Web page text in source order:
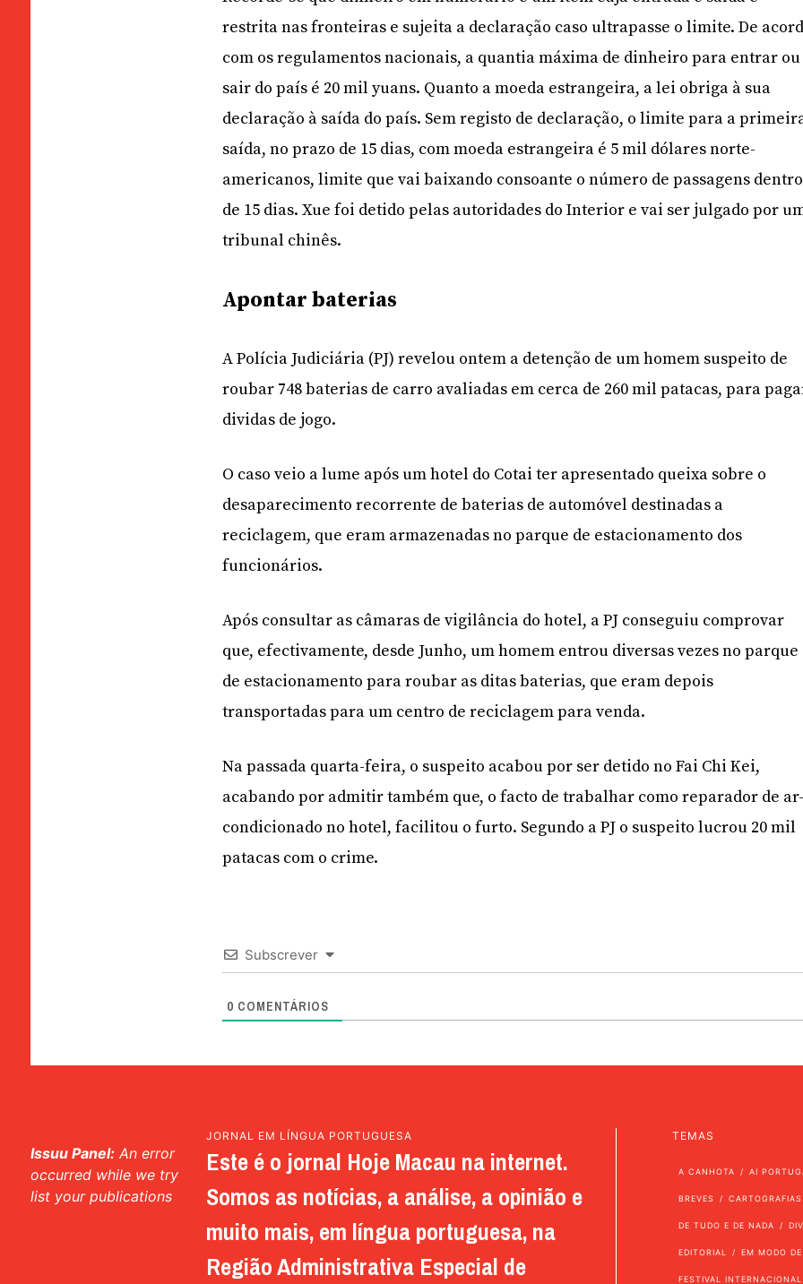
restrita nas fronteiras e sujeita a declaração caso ultrapasse o limite. De
com os regulamentos nacionais, a quantia máxima de dinheiro para entrar ou
sair do país é 20 mil yuans. Quanto a moeda estrangeira, a lei obriga à sua
declaração à saída do país. Sem registo de declaração, o limite para a
saída, no prazo de 15 dias, com moeda estrangeira é 5 mil dólares norte-
americanos, limite que vai baixando consoante o número de passagens dentro
de 15 dias. Xue foi detido pelas autoridades do Interior e vai ser julgado por
tribunal chinês.
Apontar baterias
A Polícia Judiciária (PJ) revelou ontem a detenção de um homem suspeito de
roubar 748 baterias de carro avaliadas em cerca de 260 mil patacas, para
dividas de jogo.
O caso veio a lume após um hotel do Cotai ter apresentado queixa sobre o
desaparecimento recorrente de baterias de automóvel destinadas a
reciclagem, que eram armazenadas no parque de estacionamento dos
funcionários.
Após consultar as câmaras de vigilância do hotel, a PJ conseguiu comprovar
que, efectivamente, desde Junho, um homem entrou diversas vezes no parque
de estacionamento para roubar as ditas baterias, que eram depois
transportadas para um centro de reciclagem para venda.
Na passada quarta-feira, o suspeito acabou por ser detido no Fai Chi Kei,
acabando por admitir também que, o facto de trabalhar como reparador de
condicionado no hotel, facilitou o furto. Segundo a PJ o suspeito lucrou 20 mil
patacas com o crime.
Subscrever
0 COMENTÁRIOS
Issuu Panel: An error
occurred while we try
list your publications
JORNAL EM LÍNGUA PORTUGUESA
Este é o jornal Hoje Macau na internet.
Somos as notícias, a análise, a opinião e
muito mais, em língua portuguesa, na
Região Administrativa Especial de
TEMAS
A CANHOTA AI
BREVES CARTOGRAFIAS
DE TUDO E DE NADA
EDITORIAL EM MODO
FESTIVAL